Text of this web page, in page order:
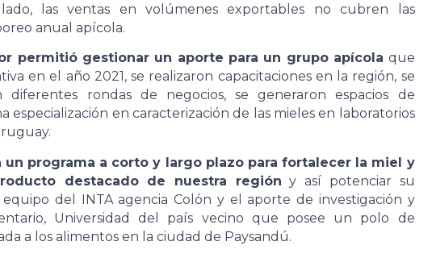
las ventas en volúmenes exportables no cubren las
anual apícola.
permitió gestionar un aporte para un grupo apícola que
en el año 2021, se realizaron capacitaciones en la región, se
rondas de negocios, se generaron espacios de
especialización en caracterización de las mieles en laboratorios
un programa a corto y largo plazo para fortalecer la miel y
destacado de nuestra región y así potenciar su
equipo del INTA agencia Colón y el aporte de investigación y
Universidad del país vecino que posee un polo de
a los alimentos en la ciudad de Paysandú.